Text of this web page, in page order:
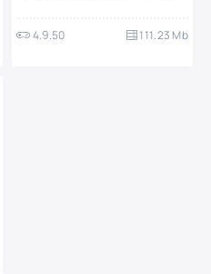
4.9.50 111.23 Mb